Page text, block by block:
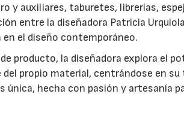
y auxiliares, taburetes, librerías,
entre la diseñadora Patricia
el diseño contemporáneo.
producto, la diseñadora explora el
propio material, centrándose en
única, hecha con pasión y artesanía